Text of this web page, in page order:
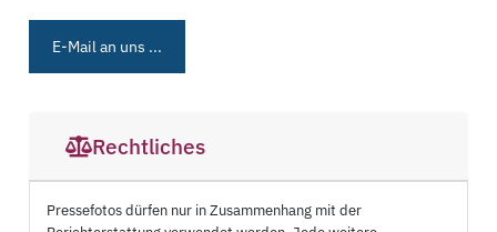
E-Mail an uns ...
Rechtliches
Pressefotos dürfen nur in Zusammenhang mit der